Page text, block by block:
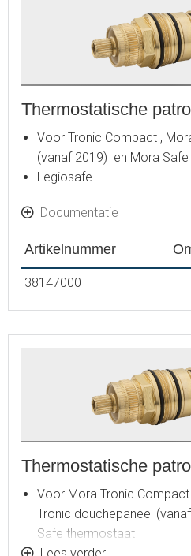
Thermostatische
Voor Tronic Compact ,
(vanaf 2019) en Mora
Legiosafe
Documentatie
Artikelnummer
38147000
Thermostatische
Voor Mora Tronic Compact
Tronic douchepaneel
Safe thermostaat